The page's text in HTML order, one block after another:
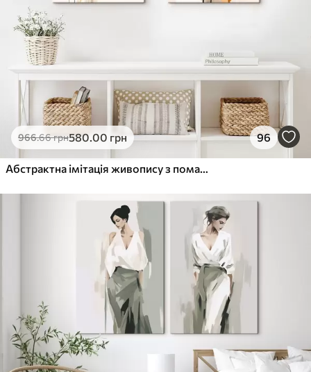
966.66грн580.00 грн 96
Абстрактна імітація живопису з помаранчевими та сірими колами, листям і гілками, сучасний стиль, ефект акварелі